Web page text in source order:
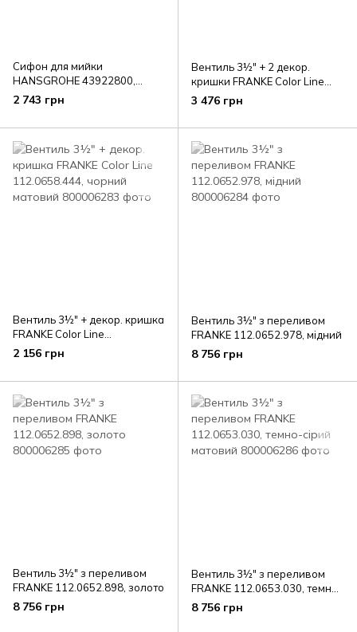
Сифон для мийки
HANSGROHE 43922800,
нержавіюча сталь
2 743 грн
Вентиль 3½" + 2 декор.
кришки FRANKE Color Line
112.0658.484, чорний
матовий
3 476 грн
Вентиль 3½" + декор. кришка
FRANKE Color Line
112.0658.444, чорний
матовий
2 156 грн
Вентиль 3½" з переливом
FRANKE 112.0652.978, мідний
8 756 грн
Вентиль 3½" з переливом
FRANKE 112.0652.898, золото
8 756 грн
Вентиль 3½" з переливом
FRANKE 112.0653.030, темно-
сірий матовий
8 756 грн